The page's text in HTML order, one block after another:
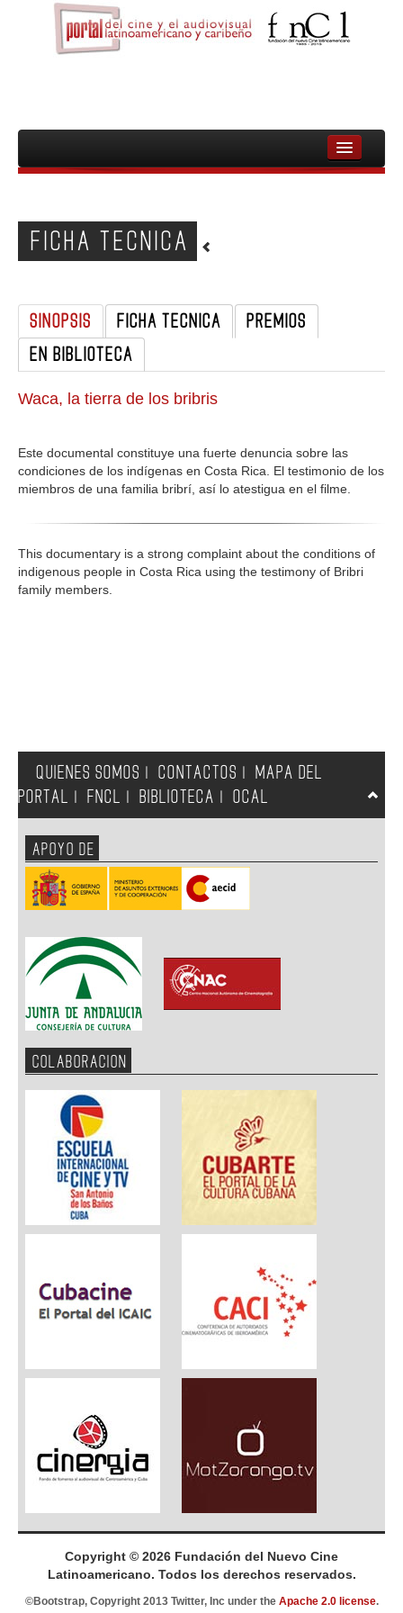
INICIO
PELICULAS
DOCUMENTALES
MUJERES
AUDIOVISUAL INDIGENA Y COMUNITARIO
FICHA TECNICA
SINOPSIS FICHA TECNICA
PREMIOS
EN BIBLIOTECA
Waca, la tierra de los bribris
Este documental constituye una fuerte denuncia sobre las
condiciones de los indígenas en Costa Rica. El testimonio de los
miembros de una familia bribrí, así lo atestigua en el filme.
This documentary is a strong complaint about the conditions of
indigenous people in Costa Rica using the testimony of Bribri
family members.
QUIENES SOMOS CONTACTOS
MAPA DEL
PORTAL
FNCL BIBLIOTECA OCAL
APOYO DE
COLABORACION
Copyright © 2026 Fundación del Nuevo Cine
Latinoamericano. Todos los derechos reservados.
©Bootstrap, Copyright 2013 Twitter, Inc under the Apache 2.0 license.